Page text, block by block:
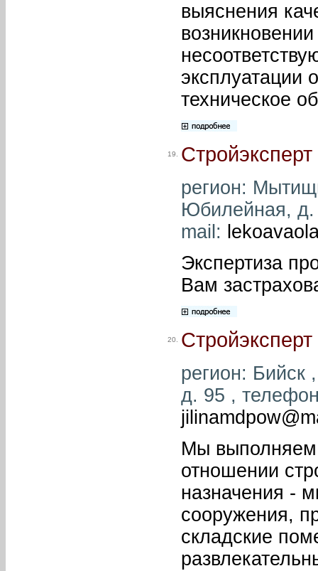
выяснения
эксплуатации
техническое
19.
регион:
Юбилейная, д.
mail:
Экспертиза
Вам
20.
регион: Бийск
д. 95 ,
Мы выполняем
отношении
назначения -
сооружения,
складские